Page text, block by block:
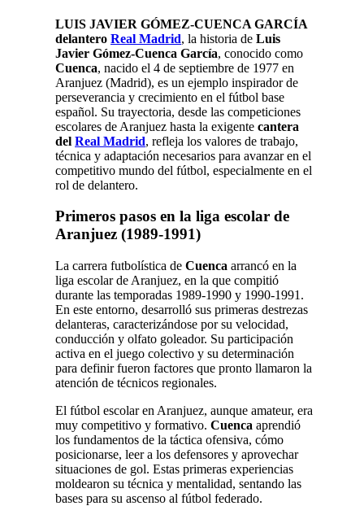
LUIS JAVIER GÓMEZ-CUENCA GARCÍA
delantero Real Madrid, la historia de Luis
Javier Gómez-Cuenca García, conocido como
Cuenca, nacido el 4 de septiembre de 1977 en
Aranjuez (Madrid), es un ejemplo inspirador de
perseverancia y crecimiento en el fútbol base
español. Su trayectoria, desde las competiciones
escolares de Aranjuez hasta la exigente cantera
del Real Madrid, refleja los valores de trabajo,
técnica y adaptación necesarios para avanzar en el
competitivo mundo del fútbol, especialmente en el
rol de delantero.
Primeros pasos en la liga escolar de
Aranjuez (1989-1991)
La carrera futbolística de Cuenca arrancó en la
liga escolar de Aranjuez, en la que compitió
durante las temporadas 1989-1990 y 1990-1991.
En este entorno, desarrolló sus primeras destrezas
delanteras, caracterizándose por su velocidad,
conducción y olfato goleador. Su participación
activa en el juego colectivo y su determinación
para definir fueron factores que pronto llamaron la
atención de técnicos regionales.
El fútbol escolar en Aranjuez, aunque amateur, era
muy competitivo y formativo. Cuenca aprendió
los fundamentos de la táctica ofensiva, cómo
posicionarse, leer a los defensores y aprovechar
situaciones de gol. Estas primeras experiencias
moldearon su técnica y mentalidad, sentando las
bases para su ascenso al fútbol federado.